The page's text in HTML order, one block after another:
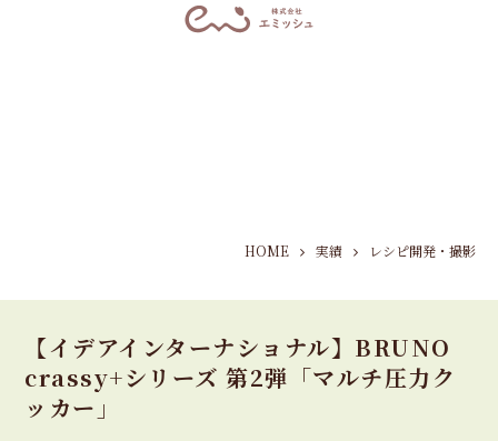
HOME 実績 レシピ開発・撮影
【イデアインターナショナル】BRUNO
crassy+シリーズ 第2弾「マルチ圧力ク
ッカー」